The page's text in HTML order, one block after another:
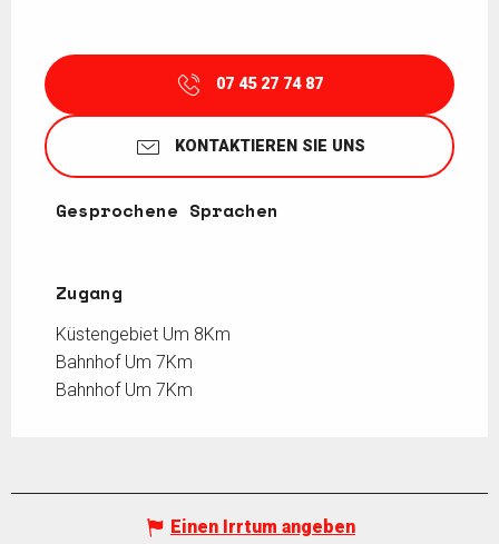
07 45 27 74 87
KONTAKTIEREN SIE UNS
Gesprochene Sprachen
Gesprochene Sprachen
Zugang
Zugang
Küstengebiet Um 8Km
Bahnhof Um 7Km
Bahnhof Um 7Km
Einen Irrtum angeben